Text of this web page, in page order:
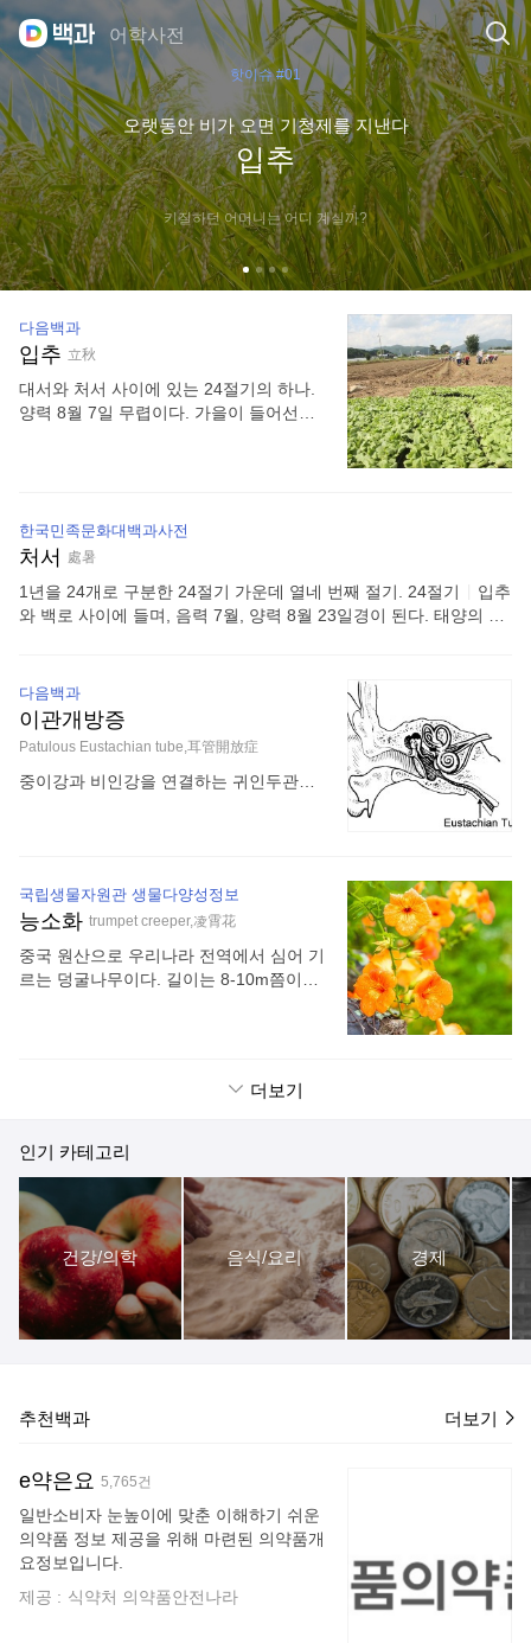
어학사전
핫이슈 #01
오랫동안 비가 오면 기청제를 지낸다
입추
키질하던 어머니는 어디 계실까?
다음백과
입추 立秋
대서와 처서 사이에 있는 24절기의 하나.
양력 8월 7일 무렵이다. 가을이 들어선다
번째 날로 대서(大暑)와 처서(處暑) 사이
에 있는 절기. 24절기는 기본적으로 태양
지므로 양력 날짜에 연동되며 대개 8월 7~
8일 무렵이다. 전통적으로는 이날부터 입
뜻으로, 봄을 알리는 '입춘(立春)', 여름을
알리는 '입하(立夏)', 겨울을 알리는 '입
동'과 같이 계절이 바뀜을 알려주는 절기
내경(黃帝內經)>(기원전 475~221)에 계
등 여러 문헌을 통해서 이어지면서 계절의
변화를 알려주는 중요한 기준으로 전해져
왔다. 이들 기록에 따르면 입추 기간을 5
일 단위로 3후로 구분하고 있다. 입추의
초후(初候)에는 서늘한 바람이 불어오고,
한국민족문화대백과사전
처서 處暑
1년을 24개로 구분한 24절기 가운데 열네 번째 절기. 24절기
입추
와 백로 사이에 들며, 음력 7월, 양력 8월 23일경이 된다. 태양의 황
볕이 누그러져서 풀이 더 자라지 않기 때문에 논두렁이나 산소의 풀
을 깎아 벌초를 한다. 여름 동안 장마에 젖은 옷이나 책을 햇볕에 말
리는 포쇄(曝曬)도 이무렵에 하며, 아침·저녁으로 선선한 기운을 느
끼게 되는 계절이다. ‘처서가 지나면 모기도 입이 비뚤어진다.’라는
속담처럼 파리·모기의 성화도 사라져가는 무렵이 된다. 또한 백중의
호미씻이［洗鋤宴］도 끝나는 무렵이라 그야말로 ‘어정칠월 건들팔
월’로 농촌은 한가한 한때를 맞이하게 된다. 한편, 처서에 비가 오면
다음백과
이관개방증
Patulous Eustachian tube,耳管開放症
중이강과 비인강을 연결하는 귀인두관이
하며, 평상시에는 거의 닫혀 있는 것이 정
상이다. 귀인두관의 연골부가 평상시에도
비정상적으로 계속 열려 자가강청, 호흡
잡음, 이충만감 등의 증상이 나타나는 것
관 증상이 있다. 다양한 검사 방법을 통해
국립생물자원관 생물다양성정보
능소화 trumpet creeper,凌霄花
중국 원산으로 우리나라 전역에서 심어 기
르는 덩굴나무이다. 길이는 8-10m쯤이며,
형, 길이 3-6cm, 폭 1.5-3.0cm, 가장자리
피며 새로 난 가지 끝에 원추꽃차례로 달
이다. 열매는 삭과이며, 기둥 모양, 2개로
갈라지고 9-10월에 익는다. 민가 주변에
관상용으로 식재하며, 꽃은 약용으로 쓴
다. 덩굴나무이다. 길이는 8-10m쯤이며,
곳곳에서 공기뿌리가 나와 다른 물체를 붙
잡고 줄기는 덩굴진다. 잎은 마주나며, 작
은잎 5-9장으로 된 깃꼴겹잎, 길이 10-20c
르지 않은 톱니가 있다. 꽃은 새로 난 가지
끝에 원추꽃차례로 달
더보기
인기 카테고리
건강/의학 음식/요리 경제
추천백과
e약은요 5,765건
일반소비자 눈높이에 맞춘 이해하기 쉬운
의약품 정보 제공을 위해 마련된 의약품개
요정보입니다.
제공 : 식약처 의약품안전나라
더보기